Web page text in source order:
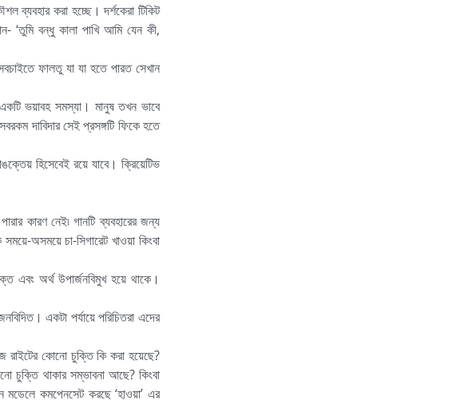
ব্যবহার করা হচ্ছে। দর্শকেরা টিকিট
‘তুমি বন্ধু কালা পাখি আমি যেন কী,
ফালতু যা যা হতে পারত সেখান
ভয়াবহ সমস্যা। মানুষ তখন ভাবে
দাবিদার সেই প্রসঙ্গটি ফিকে হতে
হিসেবেই রয়ে যাবে। ক্রিয়েটিভ
কারণ নেই৷ গানটি ব্যবহারের জন্য
অসময়ে চা-সিগারেট খাওয়া কিংবা
এবং অর্থ উপার্জনবিমুখ হয়ে থাকে।
একটা পর্যায়ে পরিচিতরা এদের
রাইটের কোনো চুক্তি কি করা হয়েছে?
চুক্তি থাকার সম্ভাবনা আছে? কিংবা
মডেলে কমপেনসেট করছে ‘হাওয়া’ এর